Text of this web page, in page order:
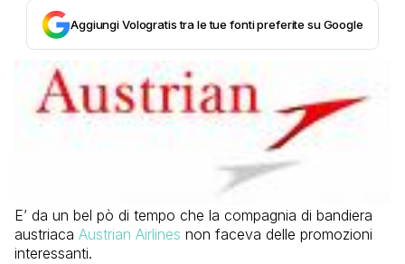
Aggiungi Vologratis tra le tue fonti preferite su Google
E’ da un bel pò di tempo che la compagnia di bandiera
austriaca Austrian Airlines non faceva delle promozioni
interessanti.